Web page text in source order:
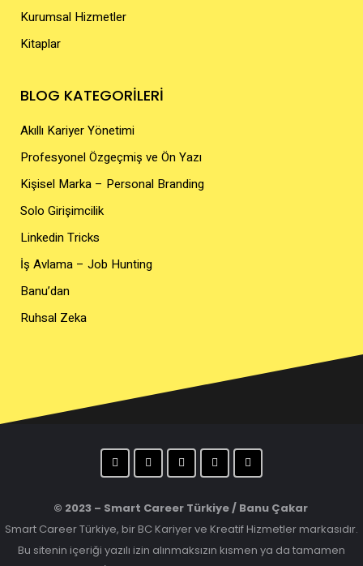
Kurumsal Hizmetler
Kitaplar
BLOG KATEGORİLERİ
Akıllı Kariyer Yönetimi
Profesyonel Özgeçmiş ve Ön Yazı
Kişisel Marka – Personal Branding
Solo Girişimcilik
Linkedin Tricks
İş Avlama – Job Hunting
Banu’dan
Ruhsal Zeka
© 2023 – Smart Career Türkiye / Banu Çakar
Smart Career Türkiye, bir BC Kariyer ve Kreatif Hizmetler markasıdır.
Bu sitenin içeriği yazılı izin alınmaksızın kısmen ya da tamamen